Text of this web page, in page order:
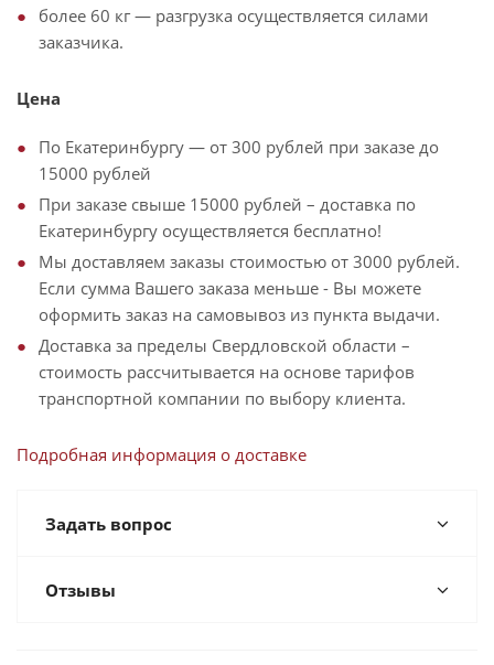
более 60 кг — разгрузка осуществляется силами
заказчика.
Цена
По Екатеринбургу — от 300 рублей при заказе до
15000 рублей
При заказе свыше 15000 рублей – доставка по
Екатеринбургу осуществляется бесплатно!
Мы доставляем заказы стоимостью от 3000 рублей.
Если сумма Вашего заказа меньше - Вы можете
оформить заказ на самовывоз из пункта выдачи.
Доставка за пределы Свердловской области –
стоимость рассчитывается на основе тарифов
транспортной компании по выбору клиента.
Подробная информация о доставке
Задать вопрос
Отзывы